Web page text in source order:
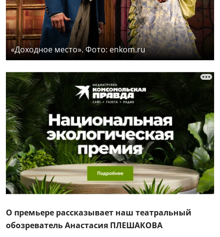
«Доходное место». Фото: enkom.ru
О премьере рассказывает наш театральный
обозреватель Анастасия ПЛЕШАКОВА